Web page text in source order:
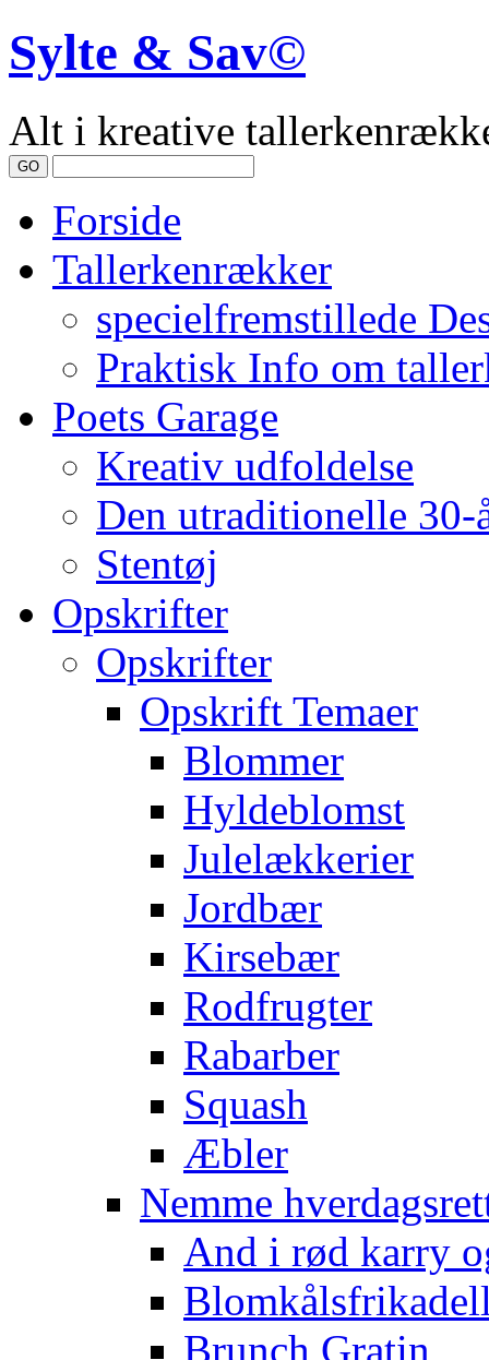
Sylte & Sav©
Alt i kreative
Forside
Tallerkenrækker
specielfremstillede
Praktisk Info om
Poets Garage
Kreativ udfoldelse
Den utraditionelle
Stentøj
Opskrifter
Opskrifter
Opskrift Temaer
Blommer
Hyldeblomst
Julelækkerier
Jordbær
Kirsebær
Rodfrugter
Rabarber
Squash
Æbler
Nemme
And i rød karry
Brunch Gratin